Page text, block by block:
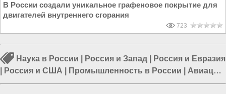
В России создали уникальное графеновое покрытие для
двигателей внутреннего сгорания
723
Наука в России Россия и Запад
Россия и Евразия
Россия и США Промышленность в России
Авиация
в России|Политика в России